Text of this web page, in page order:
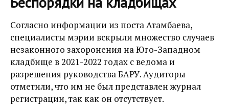
Согласно информации из поста Атамбаева,
специалисты мэрии вскрыли множество случаев
незаконного захоронения на Юго-Западном
кладбище в 2021-2022 годах с ведома и
разрешения руководства БАРУ. Аудиторы
отметили, что им не был представлен журнал
регистрации, так как он отсутствует.